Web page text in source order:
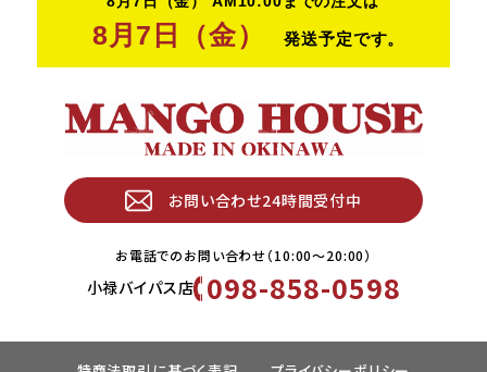
お問い合わせ24時間受付中
お電話でのお問い合わせ（10:00〜20:00）
小禄バイパス店 098-858-0598